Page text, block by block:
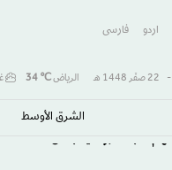
اردو فارسى
- 22 صفَر 1448 هـ الرياض℃
34
الشرق الأوسط​